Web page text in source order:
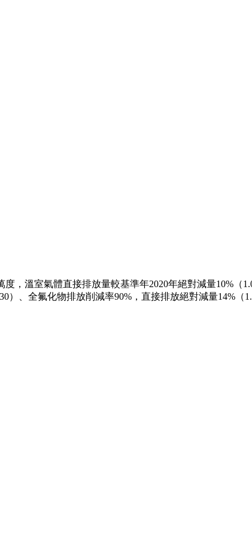
，溫室氣體直接排放量較基準年2020年絕對減量10%（
）、全氟化物排放削減率90%，直接排放絕對減量14%（